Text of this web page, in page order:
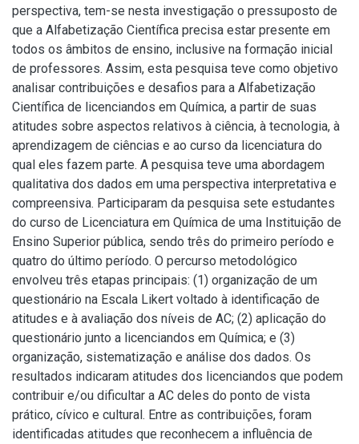
perspectiva, tem-se nesta investigação o pressuposto de
que a Alfabetização Científica precisa estar presente em
todos os âmbitos de ensino, inclusive na formação inicial
de professores. Assim, esta pesquisa teve como objetivo
analisar contribuições e desafios para a Alfabetização
Científica de licenciandos em Química, a partir de suas
atitudes sobre aspectos relativos à ciência, à tecnologia, à
aprendizagem de ciências e ao curso da licenciatura do
qual eles fazem parte. A pesquisa teve uma abordagem
qualitativa dos dados em uma perspectiva interpretativa e
compreensiva. Participaram da pesquisa sete estudantes
do curso de Licenciatura em Química de uma Instituição de
Ensino Superior pública, sendo três do primeiro período e
quatro do último período. O percurso metodológico
envolveu três etapas principais: (1) organização de um
questionário na Escala Likert voltado à identificação de
atitudes e à avaliação dos níveis de AC; (2) aplicação do
questionário junto a licenciandos em Química; e (3)
organização, sistematização e análise dos dados. Os
resultados indicaram atitudes dos licenciandos que podem
contribuir e/ou dificultar a AC deles do ponto de vista
prático, cívico e cultural. Entre as contribuições, foram
identificadas atitudes que reconhecem a influência de